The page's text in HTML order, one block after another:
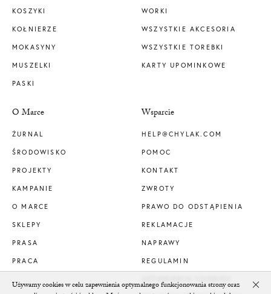
KOSZYKI
KOŁNIERZE
MOKASYNY
MUSZELKI
PASKI
WORKI
WSZYSTKIE AKCESORIA
WSZYSTKIE TOREBKI
KARTY UPOMINKOWE
O Marce
ŻURNAL
ŚRODOWISKO
PROJEKTY
KAMPANIE
O MARCE
SKLEPY
PRASA
PRACA
Wsparcie
HELP@CHYLAK.COM
POMOC
KONTAKT
ZWROTY
PRAWO DO ODSTĄPIENIA
REKLAMACJE
NAPRAWY
REGULAMIN
Używamy cookies w celu zapewnienia optymalnego funkcjonowania strony oraz